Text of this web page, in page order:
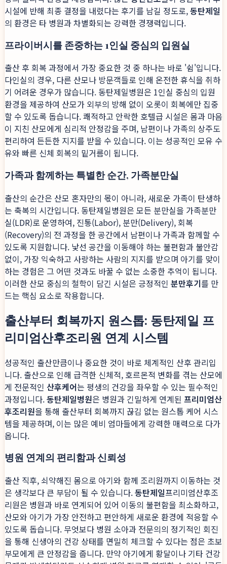
시설에 반해 최종 결정을 내렸다는 후기를 남길 정도로,동탄제일
의 환경은 타 병원과 차별화되는 강력한 경쟁력입니다.
프라이버시를 존중하는 1인실 중심의 입원실
출산 후 회복 과정에서 가장 중요한 것 중 하나는 바로 '쉼'입니다.
다인실의 경우, 다른 산모나 방문객들로 인해 온전한 휴식을 취하
기 어려운 경우가 많습니다. 동탄제일병원은 1인실 중심의 입원
환경을 제공하여 산모가 외부의 방해 없이 오롯이 회복에만 집중
할 수 있도록 돕습니다. 쾌적하고 안락한 호텔급 시설은 몸과 마음
이 지친 산모에게 심리적 안정감을 주며, 남편이나 가족의 상주도
편리하여 든든한 지지를 받을 수 있습니다. 이는 성공적인 모유 수
유와 빠른 신체 회복의 밑거름이 됩니다.
가족과 함께하는 특별한 순간, 가족분만실
출산의 순간은 산모 혼자만의 몫이 아니라, 새로운 가족이 탄생하
는 축복의 시간입니다. 동탄제일병원은 모든 분만실을 가족분만
실(LDR)로 운영하여, 진통(Labor), 분만(Delivery), 회복
(Recovery)의 전 과정을 한 공간에서 남편이나 가족과 함께할 수
있도록 지원합니다. 낯선 공간을 이동해야 하는 불편함과 불안감
없이, 가장 익숙하고 사랑하는 사람의 지지를 받으며 아기를 맞이
하는 경험은 그 어떤 것과도 바꿀 수 없는 소중한 추억이 됩니다.
이러한 산모 중심의 철학이 담긴 시설은 긍정적인 분만후기를 만
드는 핵심 요소로 작용합니다.
출산부터 회복까지 원스톱: 동탄제일 프
리미엄산후조리원 연계 시스템
성공적인 출산만큼이나 중요한 것이 바로 체계적인 산후 관리입
니다. 출산으로 인해 급격한 신체적, 호르몬적 변화를 겪는 산모에
게 전문적인 산후케어는 평생의 건강을 좌우할 수 있는 필수적인
과정입니다.동탄제일병원은 병원과 긴밀하게 연계된 프리미엄산
후조리원을 통해 출산부터 회복까지 끊김 없는 원스톱 케어 시스
템을 제공하며, 이는 많은 예비 엄마들에게 강력한 매력으로 다가
옵니다.
병원 연계의 편리함과 신뢰성
출산 직후, 쇠약해진 몸으로 아기와 함께 조리원까지 이동하는 것
은 생각보다 큰 부담이 될 수 있습니다.동탄제일프리미엄산후조
리원은 병원과 바로 연계되어 있어 이동의 불편함을 최소화하고,
산모와 아기가 가장 안전하고 편안하게 새로운 환경에 적응할 수
있도록 돕습니다. 무엇보다 병원 소아과 전문의의 정기적인 회진
을 통해 신생아의 건강 상태를 면밀히 체크할 수 있다는 점은 초보
부모에게 큰 안정감을 줍니다. 만약 아기에게 황달이나 기타 건강